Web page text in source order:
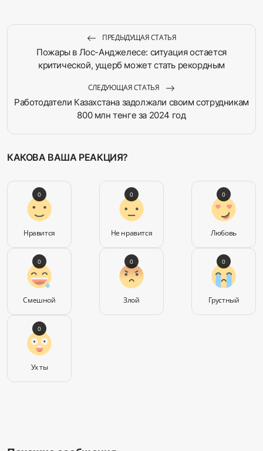
ПРЕДЫДУЩАЯ СТАТЬЯ
Пожары в Лос-Анджелесе: ситуация остается
критической, ущерб может стать рекордным
СЛЕДУЮЩАЯ СТАТЬЯ
Работодатели Казахстана задолжали своим сотрудникам
800 млн тенге за 2024 год
КАКОВА ВАША РЕАКЦИЯ?
Нравится
0
Не нравится
0
Любовь
0
Смешной
0
Злой
0
Грустный
0
Ух ты
0